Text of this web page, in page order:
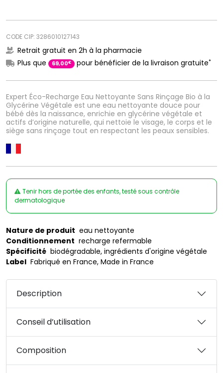
Expert Éco-Recharge Eau Nettoyante Sans Rinçage Bio à la
Glycérine Végétale est une eau nettoyante douce pour
bébé dès la naissance, enrichie en glycérine végétale et
actifs d’origine naturelle, qui nettoie le visage, le corps et le
siège sans rinçage tout en respectant les peaux sensibles.
CODE CIP: 3286010127143
Retrait gratuit en 2h à la pharmacie
Plus que
69,00€ pour bénéficier de la livraison gratuite*
Tenir hors de portée des enfants, testé sous contrôle
dermatologique
Nature de produit eau nettoyante
Conditionnement recharge refermable
Spécificité biodégradable, ingrédients d'origine végétale
Label Fabriqué en France, Made in France
Description
Conseil d’utilisation
Composition